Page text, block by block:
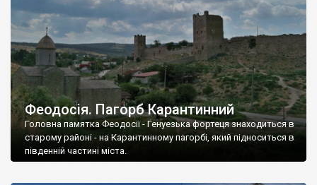
Феодосія. Пагорб Карантинний
Головна памятка Феодосії - Генуезька фортеця знаходиться в
старому районі - на Карантинному пагорбі, який підноситься в
південній частині міста.